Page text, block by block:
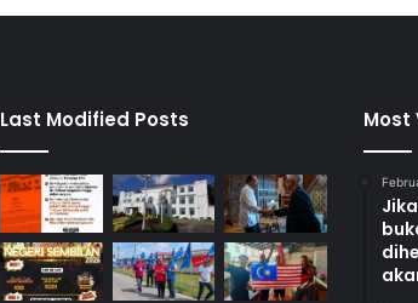
n
i
e
g
e
r
i
Last Modified Posts Most